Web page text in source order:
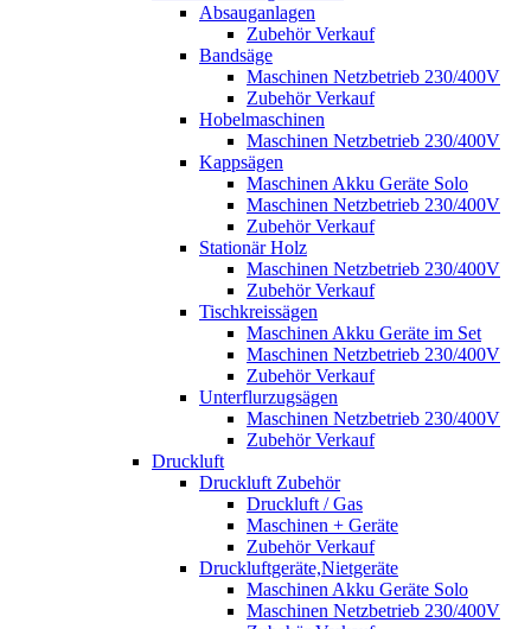
Absauganlagen
Zubehör Verkauf
Bandsäge
Maschinen Netzbetrieb 230/400V
Zubehör Verkauf
Hobelmaschinen
Maschinen Netzbetrieb 230/400V
Kappsägen
Maschinen Akku Geräte Solo
Maschinen Netzbetrieb 230/400V
Zubehör Verkauf
Stationär Holz
Maschinen Netzbetrieb 230/400V
Zubehör Verkauf
Tischkreissägen
Maschinen Akku Geräte im Set
Maschinen Netzbetrieb 230/400V
Zubehör Verkauf
Unterflurzugsägen
Maschinen Netzbetrieb 230/400V
Zubehör Verkauf
Druckluft
Druckluft Zubehör
Druckluft / Gas
Maschinen + Geräte
Zubehör Verkauf
Druckluftgeräte,Nietgeräte
Maschinen Akku Geräte Solo
Maschinen Netzbetrieb 230/400V